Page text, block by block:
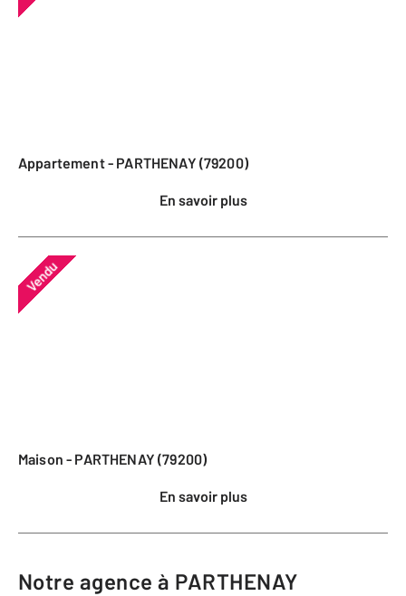
Appartement - PARTHENAY (79200)
En savoir plus
Vendu
Maison - PARTHENAY (79200)
En savoir plus
Notre agence à PARTHENAY